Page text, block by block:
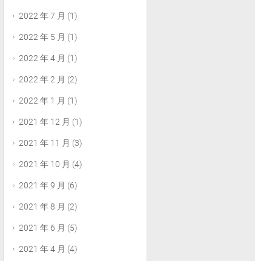
2022 年 7 月 (1)
2022 年 5 月 (1)
2022 年 4 月 (1)
2022 年 2 月 (2)
2022 年 1 月 (1)
2021 年 12 月 (1)
2021 年 11 月 (3)
2021 年 10 月 (4)
2021 年 9 月 (6)
2021 年 8 月 (2)
2021 年 6 月 (5)
2021 年 4 月 (4)